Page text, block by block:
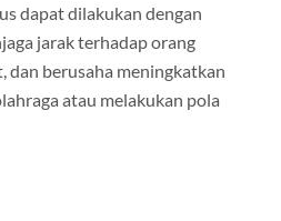
dapat dilakukan dengan
jarak terhadap orang
dan berusaha meningkatkan
atau melakukan pola